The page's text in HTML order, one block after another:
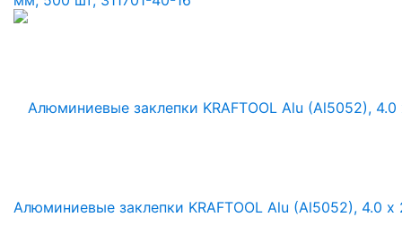
Алюминиевые заклепки KRAFTOOL Alu (Al5052), 4.0 х